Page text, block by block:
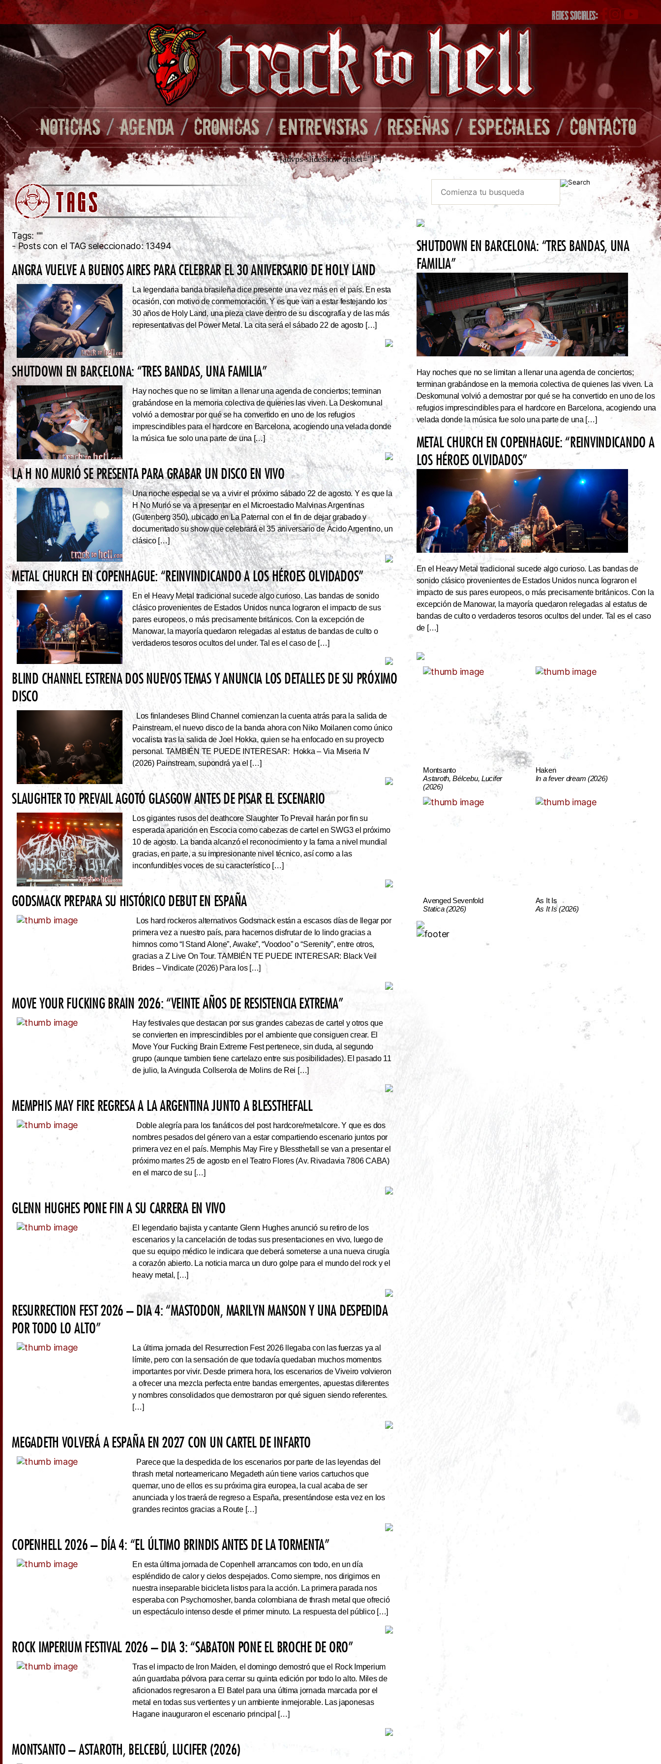
REDES SOCIALES:
NOTICIAS/AGENDA/CRONICAS/ENTREVISTAS /RESEÑAS/ESPECIALES /CONTACTO
[advps-slideshow optset="1"]
Tags: ""
- Posts con el TAG seleccionado: 13494
ANGRA VUELVE A BUENOS AIRES PARA CELEBRAR EL 30 ANIVERSARIO DE HOLY LAND
La legendaria banda brasileña dice presente una vez más en el país. En esta
ocasión, con motivo de conmemoración. Y es que van a estar festejando los
30 años de Holy Land, una pieza clave dentro de su discografía y de las más
representativas del Power Metal. La cita será el sábado 22 de agosto […]
SHUTDOWN EN BARCELONA: “TRES BANDAS, UNA FAMILIA”
Hay noches que no se limitan a llenar una agenda de conciertos; terminan
grabándose en la memoria colectiva de quienes las viven. La Deskomunal
volvió a demostrar por qué se ha convertido en uno de los refugios
imprescindibles para el hardcore en Barcelona, acogiendo una velada donde
la música fue solo una parte de una […]
LA H NO MURIÓ SE PRESENTA PARA GRABAR UN DISCO EN VIVO
Una noche especial se va a vivir el próximo sábado 22 de agosto. Y es que la
H No Murió se va a presentar en el Microestadio Malvinas Argentinas
(Gutenberg 350), ubicado en La Paternal con el fin de dejar grabado y
documentado su show que celebrará el 35 aniversario de Ácido Argentino, un
clásico […]
METAL CHURCH EN COPENHAGUE: “REINVINDICANDO A LOS HÉROES OLVIDADOS”
En el Heavy Metal tradicional sucede algo curioso. Las bandas de sonido
clásico provenientes de Estados Unidos nunca lograron el impacto de sus
pares europeos, o más precisamente británicos. Con la excepción de
Manowar, la mayoría quedaron relegadas al estatus de bandas de culto o
verdaderos tesoros ocultos del under. Tal es el caso de […]
BLIND CHANNEL ESTRENA DOS NUEVOS TEMAS Y ANUNCIA LOS DETALLES DE SU PRÓXIMO
DISCO
Los finlandeses Blind Channel comienzan la cuenta atrás para la salida de
Painstream, el nuevo disco de la banda ahora con Niko Moilanen como único
vocalista tras la salida de Joel Hokka, quien se ha enfocado en su proyecto
personal. TAMBIÉN TE PUEDE INTERESAR: Hokka – Via Miseria IV
(2026) Painstream, supondrá ya el […]
SLAUGHTER TO PREVAIL AGOTÓ GLASGOW ANTES DE PISAR EL ESCENARIO
Los gigantes rusos del deathcore Slaughter To Prevail harán por fin su
esperada aparición en Escocia como cabezas de cartel en SWG3 el próximo
10 de agosto. La banda alcanzó el reconocimiento y la fama a nivel mundial
gracias, en parte, a su impresionante nivel técnico, así como a las
inconfundibles voces de su característico […]
GODSMACK PREPARA SU HISTÓRICO DEBUT EN ESPAÑA
Los hard rockeros alternativos Godsmack están a escasos días de llegar por
primera vez a nuestro país, para hacernos disfrutar de lo lindo gracias a
himnos como “I Stand Alone”, Awake”, “Voodoo” o “Serenity”, entre otros,
gracias a Z Live On Tour. TAMBIÉN TE PUEDE INTERESAR: Black Veil
Brides – Vindicate (2026) Para los […]
MOVE YOUR FUCKING BRAIN 2026: “VEINTE AÑOS DE RESISTENCIA EXTREMA”
Hay festivales que destacan por sus grandes cabezas de cartel y otros que
se convierten en imprescindibles por el ambiente que consiguen crear. El
Move Your Fucking Brain Extreme Fest pertenece, sin duda, al segundo
grupo (aunque tambien tiene cartelazo entre sus posibilidades). El pasado 11
de julio, la Avinguda Collserola de Molins de Rei […]
MEMPHIS MAY FIRE REGRESA A LA ARGENTINA JUNTO A BLESSTHEFALL
Doble alegría para los fanáticos del post hardcore/metalcore. Y que es dos
nombres pesados del género van a estar compartiendo escenario juntos por
primera vez en el país. Memphis May Fire y Blessthefall se van a presentar el
próximo martes 25 de agosto en el Teatro Flores (Av. Rivadavia 7806 CABA)
en el marco de su […]
GLENN HUGHES PONE FIN A SU CARRERA EN VIVO
El legendario bajista y cantante Glenn Hughes anunció su retiro de los
escenarios y la cancelación de todas sus presentaciones en vivo, luego de
que su equipo médico le indicara que deberá someterse a una nueva cirugía
a corazón abierto. La noticia marca un duro golpe para el mundo del rock y el
heavy metal, […]
RESURRECTION FEST 2026 – DIA 4: “MASTODON, MARILYN MANSON Y UNA DESPEDIDA
POR TODO LO ALTO”
La última jornada del Resurrection Fest 2026 llegaba con las fuerzas ya al
límite, pero con la sensación de que todavía quedaban muchos momentos
importantes por vivir. Desde primera hora, los escenarios de Viveiro volvieron
a ofrecer una mezcla perfecta entre bandas emergentes, apuestas diferentes
y nombres consolidados que demostraron por qué siguen siendo referentes.
[…]
MEGADETH VOLVERÁ A ESPAÑA EN 2027 CON UN CARTEL DE INFARTO
Parece que la despedida de los escenarios por parte de las leyendas del
thrash metal norteamericano Megadeth aún tiene varios cartuchos que
quemar, uno de ellos es su próxima gira europea, la cual acaba de ser
anunciada y los traerá de regreso a España, presentándose esta vez en los
grandes recintos gracias a Route […]
COPENHELL 2026 – DÍA 4: “EL ÚLTIMO BRINDIS ANTES DE LA TORMENTA”
En esta última jornada de Copenhell arrancamos con todo, en un día
espléndido de calor y cielos despejados. Como siempre, nos dirigimos en
nuestra inseparable bicicleta listos para la acción. La primera parada nos
esperaba con Psychomosher, banda colombiana de thrash metal que ofreció
un espectáculo intenso desde el primer minuto. La respuesta del público […]
ROCK IMPERIUM FESTIVAL 2026 – DIA 3: “SABATON PONE EL BROCHE DE ORO”
Tras el impacto de Iron Maiden, el domingo demostró que el Rock Imperium
aún guardaba pólvora para cerrar su quinta edición por todo lo alto. Miles de
aficionados regresaron a El Batel para una última jornada marcada por el
metal en todas sus vertientes y un ambiente inmejorable. Las japonesas
Hagane inauguraron el escenario principal […]
MONTSANTO – ASTAROTH, BELCEBÚ, LUCIFER (2026)
SHUTDOWN EN BARCELONA: “TRES BANDAS, UNA
FAMILIA”
Hay noches que no se limitan a llenar una agenda de conciertos;
terminan grabándose en la memoria colectiva de quienes las viven. La
Deskomunal volvió a demostrar por qué se ha convertido en uno de los
refugios imprescindibles para el hardcore en Barcelona, acogiendo una
velada donde la música fue solo una parte de una […]
METAL CHURCH EN COPENHAGUE: “REINVINDICANDO A
LOS HÉROES OLVIDADOS”
En el Heavy Metal tradicional sucede algo curioso. Las bandas de
sonido clásico provenientes de Estados Unidos nunca lograron el
impacto de sus pares europeos, o más precisamente británicos. Con la
excepción de Manowar, la mayoría quedaron relegadas al estatus de
bandas de culto o verdaderos tesoros ocultos del under. Tal es el caso
de […]
Montsanto
Astaroth, Bélcebu, Lucifer
(2026)
Haken
In a fever dream (2026)
Avenged Sevenfold
Statica (2026)
As It Is
As It Is (2026)